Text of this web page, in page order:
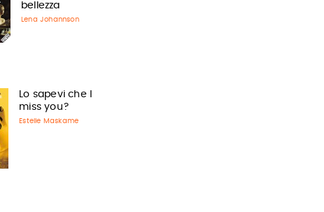
bellezza
Lena Johannson
Lo sapevi che I
miss you?
Estelle Maskame